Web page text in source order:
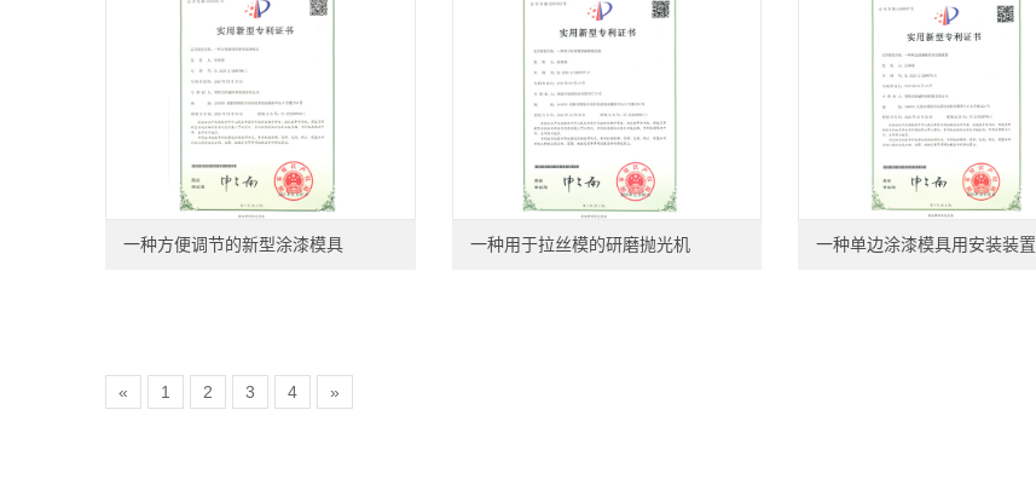
一种方便调节的新型涂漆模具 一种用于拉丝模的研磨抛光机 一种单边涂漆模具用安装装置
« 1 2 3 4 »